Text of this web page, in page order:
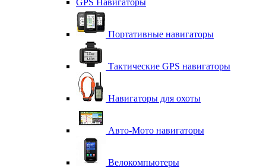
GPS Навигаторы
Портативные навигаторы
Тактические GPS навигаторы
Навигаторы для охоты
Авто-Мото навигаторы
Велокомпьютеры